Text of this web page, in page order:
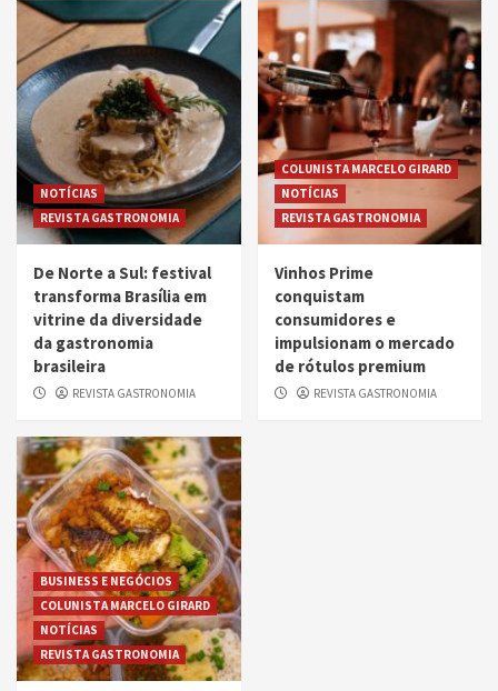
NOTÍCIAS
REVISTA GASTRONOMIA
De Norte a Sul: festival
transforma Brasília em
vitrine da diversidade
da gastronomia
brasileira
REVISTA GASTRONOMIA
COLUNISTA MARCELO GIRARD
NOTÍCIAS
REVISTA GASTRONOMIA
Vinhos Prime
conquistam
consumidores e
impulsionam o mercado
de rótulos premium
REVISTA GASTRONOMIA
BUSINESS E NEGÓCIOS
COLUNISTA MARCELO GIRARD
NOTÍCIAS
REVISTA GASTRONOMIA